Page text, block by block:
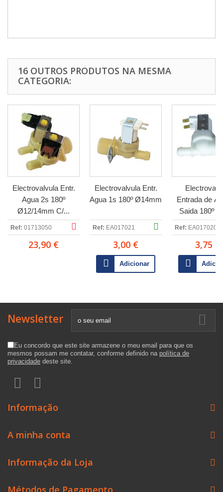
16 OUTROS PRODUTOS NA MESMA
CATEGORIA:
Electrovalvula Entr.
Agua 2s 180º
Ø12/14mm C/...
Ref: 01713050
23,90 €
Electrovalvula Entr.
Agua 1s 180º Ø14mm
Ref: EA017021
3,00 €
Adicionar
Entrada de
Saida 180º
Ref: EA017020
3,75 €
Newsletter
Eu concordo que este site armazene o meu email para que os
mesmos possam me contatar, conforme definido na política de
privacidade deste site.
Informação
A minha conta
Informação da Loja
Métodos de Pagamento